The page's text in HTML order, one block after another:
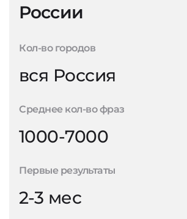
России
Кол-во городов
вся Россия
Среднее кол-во фраз
1000-7000
Первые результаты
2-3 мес